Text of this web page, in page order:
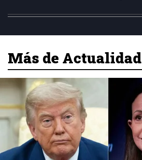
Más de Actualidad